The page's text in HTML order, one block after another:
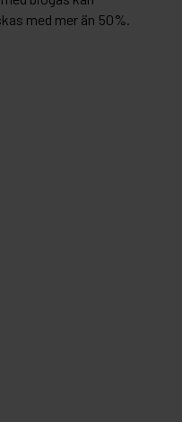
med mer än 50%.